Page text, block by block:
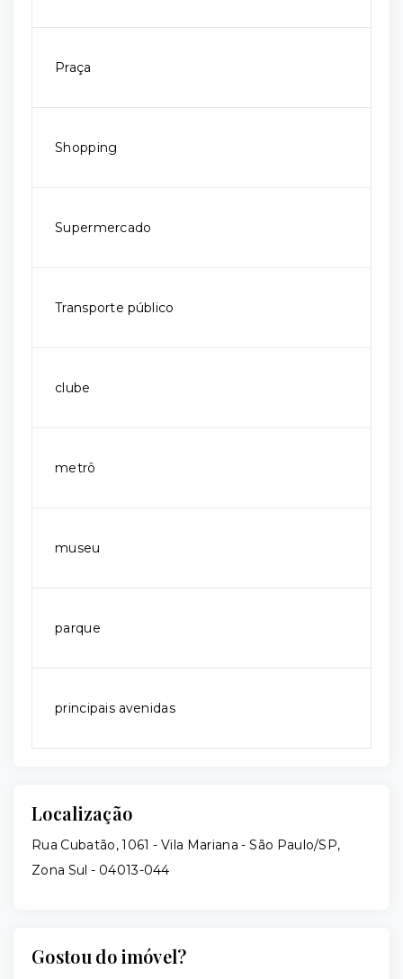
Praça
Shopping
Supermercado
Transporte público
clube
metrô
museu
parque
principais avenidas
Localização
Rua Cubatão, 1061 - Vila Mariana - São Paulo/SP,
Zona Sul - 04013-044
Gostou do imóvel?